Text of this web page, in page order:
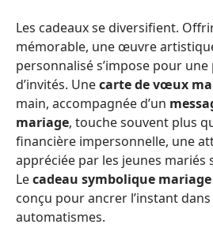
Les cadeaux se diversifient.
mémorable, une œuvre
personnalisé s’impose pour
d’invités. Unecarte de vœux
main, accompagnée d’un
mariage, touche souvent plus
financière impersonnelle, une
appréciée par les jeunes mariés
Lecadeau symbolique mariage
conçu pour ancrer l’instant
automatismes.